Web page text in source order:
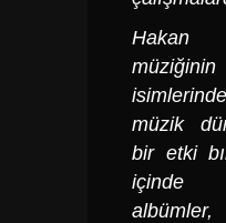
Hakan
müzik
bir etki
içinde